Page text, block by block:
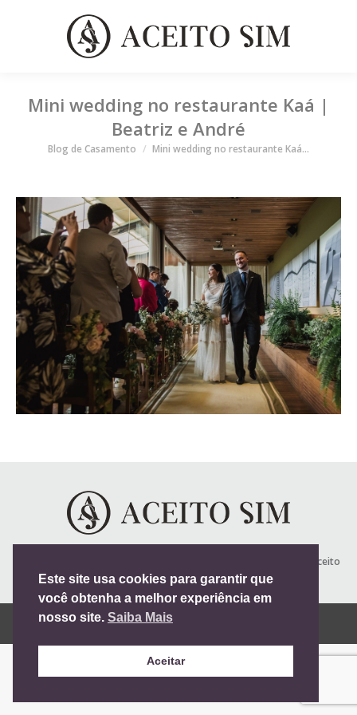
Mini wedding no restaurante Kaá |
Beatriz e André
Você está aqui
Blog de Casamento Mini wedding no restaurante Kaá…
| Aceito
Sim
Useful Links
Vá para versão mobile
Este site usa cookies para garantir que
você obtenha a melhor experiência em
nosso site. Saiba Mais
Aceitar